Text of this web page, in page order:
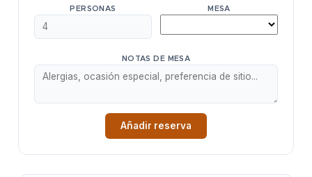
PERSONAS MESA
NOTAS DE MESA
Añadir reserva